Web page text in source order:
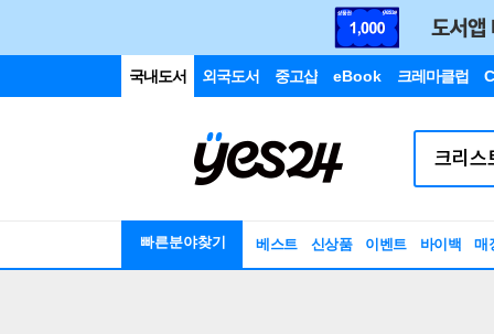
국내도서 외국도서 중고샵 eBook 크레마클럽
빠른분야찾기 베스트 신상품 이벤트 바이백 매